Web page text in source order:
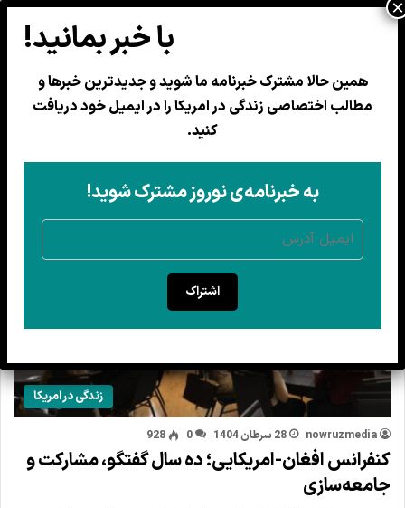
افغان امریکایی
زندگی در امریکا
nowruzmedia 28 سرطان 1404 0
928
کنفرانس افغان-امریکایی؛ ده سال گفتگو، مشارکت و
جامعه‌سازی
همین حالا مشترک خبرنامه ما شوید و جدیدترین خبرها و
مطالب اختصاصی زندگی در امریکا را در ایمیل خود دریافت
کنید.
به خبرنامه‌ی نوروز مشترک شوید!
اشتراک